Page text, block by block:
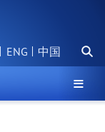
中国